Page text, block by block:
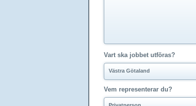
Vart ska jobbet utföras?
Västra Götaland
Vem representerar du?